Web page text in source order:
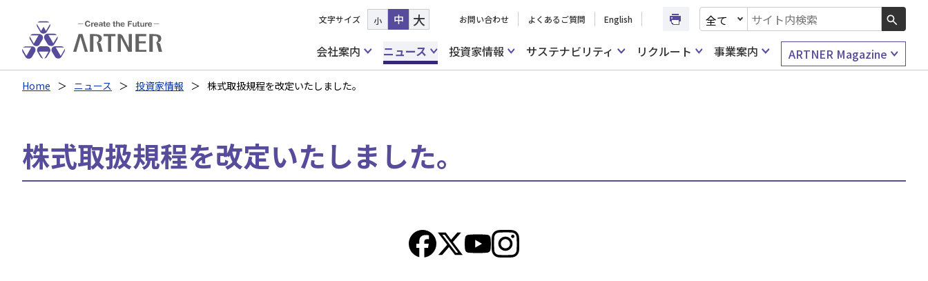
文字サイズ 小 中 大 お問い合わせ よくあるご質問 English
文書種別を選択
検索キーワード入力
会社案内
ニュース 投資家情報 サステナビリティ リクルート 事業案内 ARTNER Magazine
Home ニュース 投資家情報 株式取扱規程を改定いたしました。
株式取扱規程を改定いたしました。